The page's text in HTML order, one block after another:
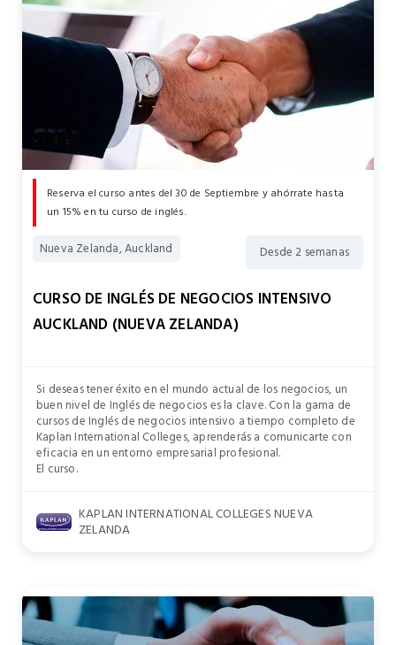
Reserva el curso antes del 30 de Septiembre y ahórrate hasta
un 15% en tu curso de inglés.
Nueva Zelanda, Auckland Desde 2 semanas
CURSO DE INGLÉS DE NEGOCIOS INTENSIVO
AUCKLAND (NUEVA ZELANDA)
Si deseas tener éxito en el mundo actual de los negocios, un
buen nivel de Inglés de negocios es la clave. Con la gama de
cursos de Inglés de negocios intensivo a tiempo completo de
Kaplan International Colleges, aprenderás a comunicarte con
eficacia en un entorno empresarial profesional.
El curso.
KAPLAN INTERNATIONAL COLLEGES NUEVA
ZELANDA